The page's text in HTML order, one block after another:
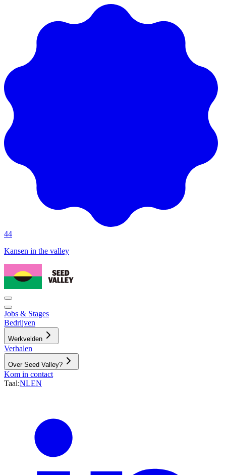
44
Kansen in the valley
Jobs & Stages
Bedrijven
Werkvelden
Verhalen
Over Seed Valley?
Kom in contact
Taal:NLEN